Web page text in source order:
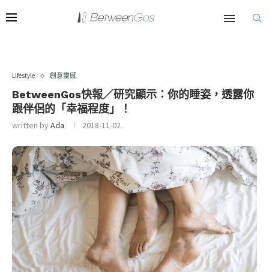
Lifestyle 創意靈感
BetweenGos快報／研究顯示：你的睡姿，透露你
跟伴侶的「幸福程度」！
written byAda 2018-11-02